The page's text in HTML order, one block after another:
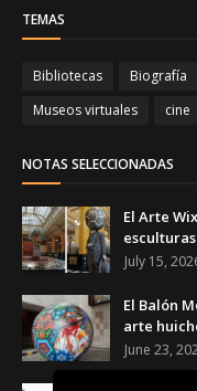
TEMAS
Bibliotecas Biografía
Museos virtuales
cine
NOTAS SELECCIONADAS
El Arte
July 15,
El Balón
arte
June 23,